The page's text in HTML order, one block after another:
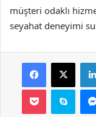
müşteri odaklı
seyahat deneyimi
Facebook
X
Pocket